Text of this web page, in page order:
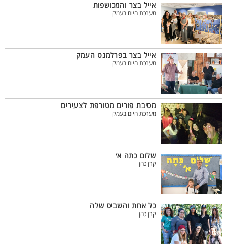
אייל בצר והמכושפות
מערכת היום בעמק
אייל בצר בפרלמנט העמק
מערכת היום בעמק
מסיבת פורים מטורפת לצעירים
מערכת היום בעמק
שלום כתה א׳
קרן כהן
כל אחת והשביס שלה
קרן כהן